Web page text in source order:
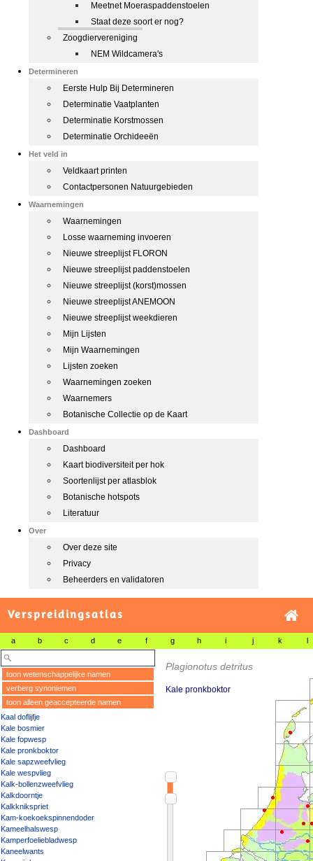
Meetnet Moeraspaddenstoelen
Staat deze soort er nog?
Zoogdiervereniging
NEM Wildcamera's
Determineren
Eerste Hulp Bij Determineren
Determinatie Vaatplanten
Determinatie Korstmossen
Determinatie Orchideeën
Het veld in
Veldkaart printen
Contactpersonen Natuurgebieden
Waarnemingen
Waarnemingen
Losse waarneming invoeren
Nieuwe streeplijst FLORON
Nieuwe streeplijst paddenstoelen
Nieuwe streeplijst (korst)mossen
Nieuwe streeplijst ANEMOON
Nieuwe streeplijst weekdieren
Mijn Lijsten
Mijn Waarnemingen
Lijsten zoeken
Waarnemingen zoeken
Waarnemers
Botanische Collectie op de Kaart
Dashboard
Dashboard
Kaart biodiversiteit per hok
Soortenlijst per atlasblok
Botanische hotspots
Literatuur
Over
Over deze site
Privacy
Beheerders en validatoren
Verspreidingsatlas
a b c d e f g h i j k l
toon wetenschappelijke namen
verberg synoniemen
toon alleen geaccepteerde namen
Kaal doflijfje
Kale bosmier
Kale fopwesp
Kale pronkboktor
Kale sapzweefvlieg
Kale wespvlieg
Kalk-bollenzweefvlieg
Kalkdoorntje
Kalkknikspriet
Kam-koekoekspinnendoder
Kameelhalswesp
Kamperfoeliebladwesp
Kaneelwants
Plagionotus detritus
Kale pronkboktor